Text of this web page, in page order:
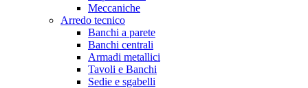
Meccaniche
Arredo tecnico
Banchi a parete
Banchi centrali
Armadi metallici
Tavoli e Banchi
Sedie e sgabelli